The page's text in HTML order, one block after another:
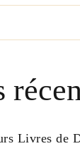
Livres de